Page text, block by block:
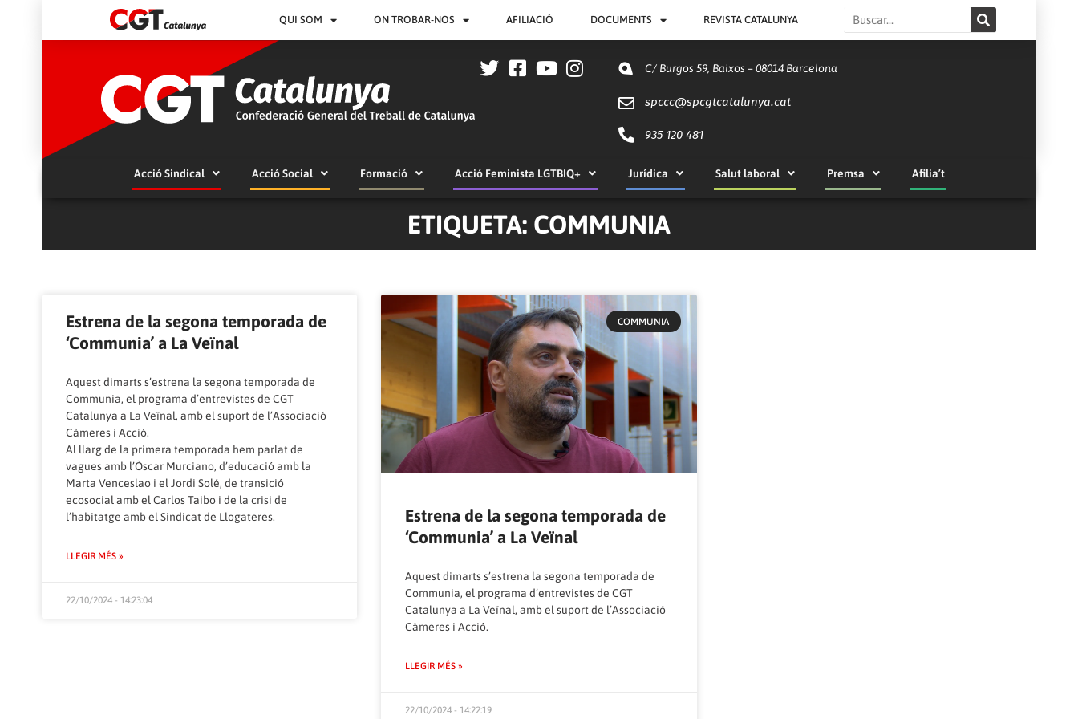
QUI SOM ON TROBAR-NOS AFILIACIÓ DOCUMENTS REVISTA CATALUNYA Search
C/ Burgos 59, Baixos – 08014 Barcelona
spccc@spcgtcatalunya.cat
935 120 481
Acció Sindical Acció Social Formació Acció Feminista LGTBIQ+ Jurídica Salut laboral Premsa Afilia’t
ETIQUETA: COMMUNIA
Estrena de la segona temporada de
‘Communia’ a La Veïnal
Aquest dimarts s’estrena la segona temporada de
Communia, el programa d’entrevistes de CGT
Catalunya a La Veïnal, amb el suport de l’Associació
Càmeres i Acció.
Al llarg de la primera temporada hem parlat de
vagues amb l’Òscar Murciano, d’educació amb la
Marta Venceslao i el Jordi Solé, de transició
ecosocial amb elCarlos Taibo i de la crisi de
l’habitatge amb elSindicat de Llogateres.
LLEGIR MÉS »
22/10/2024 - 14:23:04
COMMUNIA
Estrena de la segona temporada de
‘Communia’ a La Veïnal
Aquest dimarts s’estrena la segona temporada de
Communia, el programa d’entrevistes de CGT
Catalunya a La Veïnal, amb el suport de l’Associació
Càmeres i Acció.
LLEGIR MÉS »
22/10/2024 - 14:22:19